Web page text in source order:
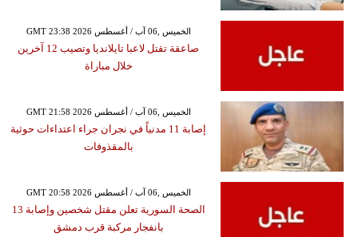
GMT 23:38 2026 الخميس ,06 آب / أغسطس
صاعقة تقتل لاعبا تايلانديا وتصيب 12 آخرين
خلال مباراة
GMT 21:58 2026 الخميس ,06 آب / أغسطس
إصابة 11 مدنياً في نجران جراء اعتداءات حوثية
بالمقذوفات
GMT 20:58 2026 الخميس ,06 آب / أغسطس
الصحة السورية تعلن مقتل شخصين وإصابة 13
بانفجار مركبة قرب دمشق